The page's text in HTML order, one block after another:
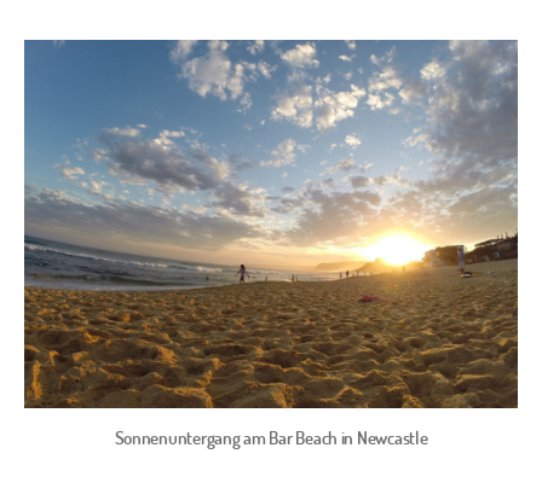
Wochenende
in
Newcastle
Sonnenuntergang am Bar Beach in Newcastle